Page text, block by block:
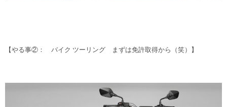
【やる事②： バイク ツーリング まずは免許取得から（笑）】